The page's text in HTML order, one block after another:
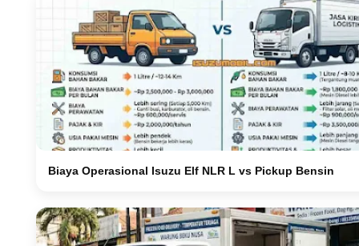
Biaya Operasional Isuzu Elf NLR L vs Pickup Bensin